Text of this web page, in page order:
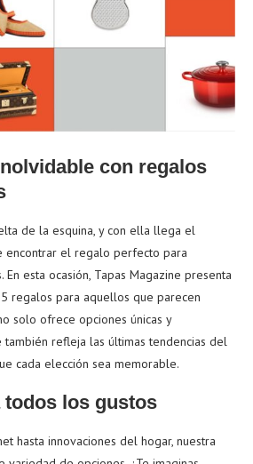
con regalos
de la esquina, y con ella llega el
encontrar el regalo perfecto para
esta ocasión, Tapas Magazine presenta
regalos para aquellos que parecen
solo ofrece opciones únicas y
también refleja las últimas tendencias del
cada elección sea memorable.
todos los gustos
hasta innovaciones del hogar, nuestra